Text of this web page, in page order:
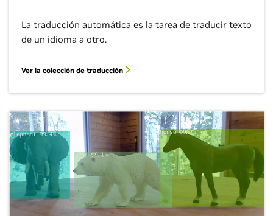
La traducción automática es la tarea de traducir texto
de un idioma a otro.
Ver la colección de traducción